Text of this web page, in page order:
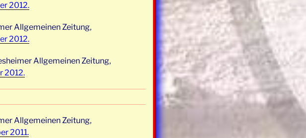
2012.
Allgemeinen Zeitung,
2012.
Allgemeinen Zeitung,
2012.
Allgemeinen Zeitung,
2011.